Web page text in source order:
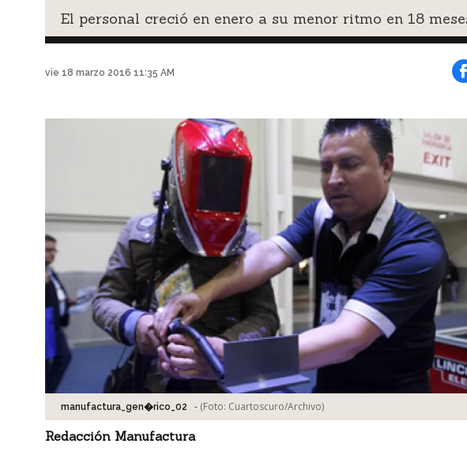
El personal creció en enero a su menor ritmo en 18
vie 18 marzo 2016 11:35 AM
manufactura_gen�rico_02 - (Foto: Cuartoscuro/Archivo)
Redacción Manufactura